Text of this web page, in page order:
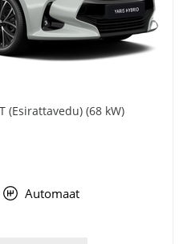
(Esirattavedu) (68 kW)
Automaat